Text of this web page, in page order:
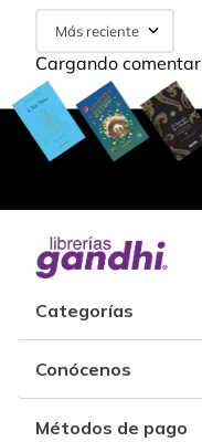
Más reciente
Cargando
Categorías
Conócenos
Métodos de pago